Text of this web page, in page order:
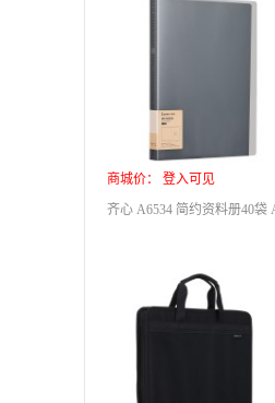
商城价： 登入可见
齐心 A6534 简约资料册40袋